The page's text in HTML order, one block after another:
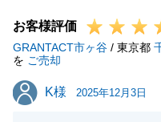
今後とも、何卒宜しく
お客様評価
GRANTACT市ヶ谷 / 東京都
を ご売却
K様
K様 2025年12月3日